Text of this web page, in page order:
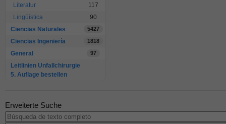
Literatur
117
Lingüística
90
Ciencias Naturales
5427
Ciencias Ingeniería 1818
General 97
Leitlinien Unfallchirurgie
5. Auflage bestellen
Erweiterte Suche